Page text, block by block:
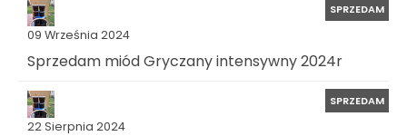
09 Września 2024
SPRZEDAM
Sprzedam miód Gryczany intensywny 2024r
22 Sierpnia 2024
SPRZEDAM